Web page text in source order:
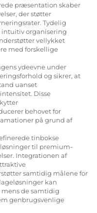
præsentation skaber
der støtter
Tydelig
organisering
vellykket
med forskellige
ydeevne under
og sikrer, at
uanset
Disse
behovet for
på grund af
tinbokse
til premium-
Integrationen af
samtidig målene for
kan
de samtidig
genbrugsvenlige